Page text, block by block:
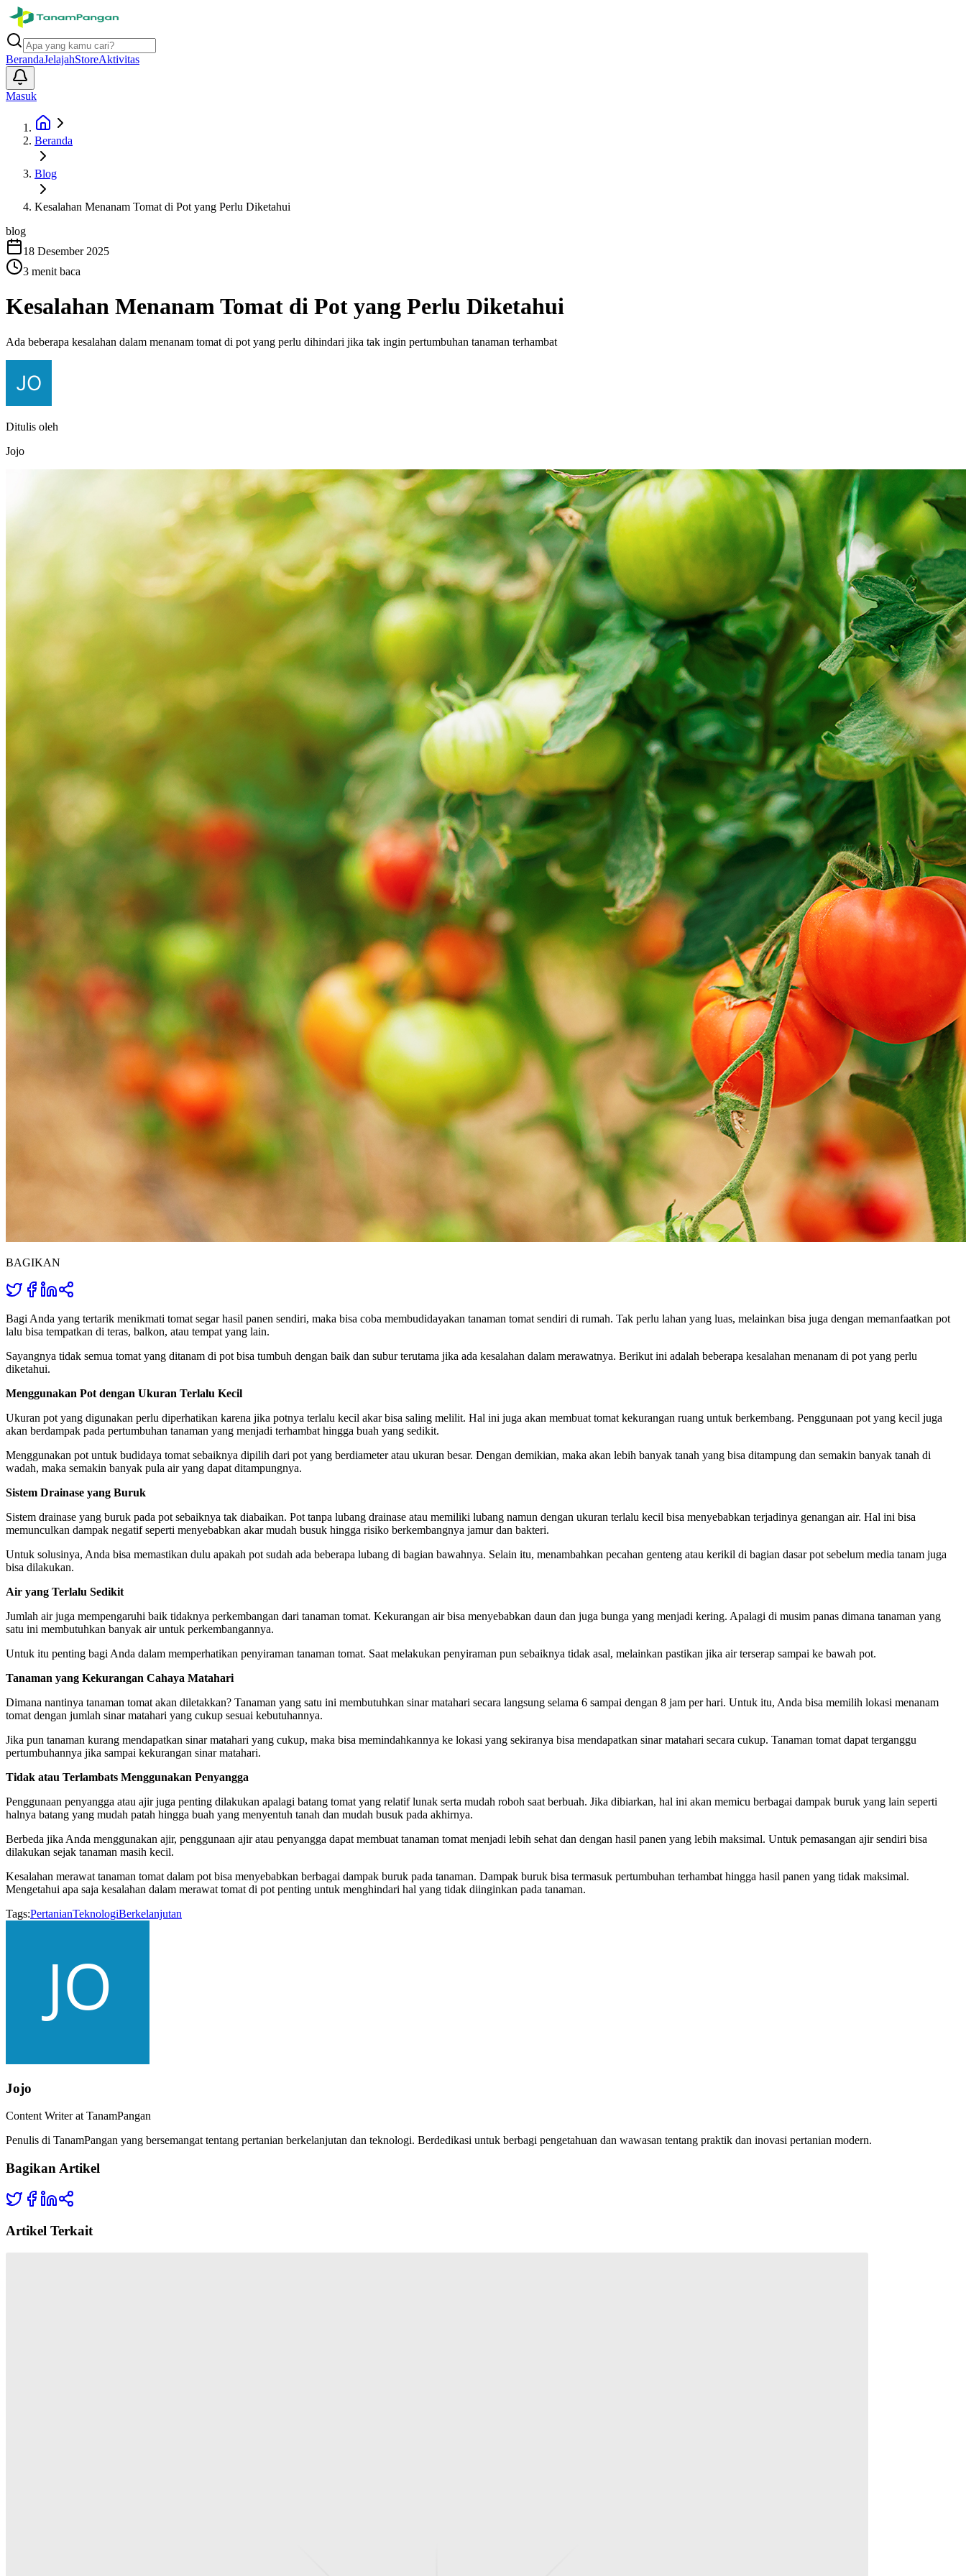
BerandaJelajahStoreAktivitas
Masuk
Beranda
Blog
Kesalahan Menanam Tomat di Pot yang Perlu Diketahui
blog
18 Desember 2025
3 menit baca
Kesalahan Menanam Tomat di Pot yang Perlu Diketahui
Ada beberapa kesalahan dalam menanam tomat di pot yang perlu dihindari jika tak ingin pertumbuhan tanaman terhambat
Ditulis oleh
Jojo
BAGIKAN
Bagi Anda yang tertarik menikmati tomat segar hasil panen sendiri, maka bisa coba membudidayakan tanaman tomat sendiri di rumah. Tak perlu lahan yang luas, melainkan bisa juga dengan memanfaatkan pot
lalu bisa tempatkan di teras, balkon, atau tempat yang lain.
Sayangnya tidak semua tomat yang ditanam di pot bisa tumbuh dengan baik dan subur terutama jika ada kesalahan dalam merawatnya. Berikut ini adalah beberapa kesalahan menanam di pot yang perlu
diketahui.
Menggunakan Pot dengan Ukuran Terlalu Kecil
Ukuran pot yang digunakan perlu diperhatikan karena jika potnya terlalu kecil akar bisa saling melilit. Hal ini juga akan membuat tomat kekurangan ruang untuk berkembang. Penggunaan pot yang kecil juga
akan berdampak pada pertumbuhan tanaman yang menjadi terhambat hingga buah yang sedikit.
Menggunakan pot untuk budidaya tomat sebaiknya dipilih dari pot yang berdiameter atau ukuran besar. Dengan demikian, maka akan lebih banyak tanah yang bisa ditampung dan semakin banyak tanah di
wadah, maka semakin banyak pula air yang dapat ditampungnya.
Sistem Drainase yang Buruk
Sistem drainase yang buruk pada pot sebaiknya tak diabaikan. Pot tanpa lubang drainase atau memiliki lubang namun dengan ukuran terlalu kecil bisa menyebabkan terjadinya genangan air. Hal ini bisa
memunculkan dampak negatif seperti menyebabkan akar mudah busuk hingga risiko berkembangnya jamur dan bakteri.
Untuk solusinya, Anda bisa memastikan dulu apakah pot sudah ada beberapa lubang di bagian bawahnya. Selain itu, menambahkan pecahan genteng atau kerikil di bagian dasar pot sebelum media tanam juga
bisa dilakukan.
Air yang Terlalu Sedikit
Jumlah air juga mempengaruhi baik tidaknya perkembangan dari tanaman tomat. Kekurangan air bisa menyebabkan daun dan juga bunga yang menjadi kering. Apalagi di musim panas dimana tanaman yang
satu ini membutuhkan banyak air untuk perkembangannya.
Untuk itu penting bagi Anda dalam memperhatikan penyiraman tanaman tomat. Saat melakukan penyiraman pun sebaiknya tidak asal, melainkan pastikan jika air terserap sampai ke bawah pot.
Tanaman yang Kekurangan Cahaya Matahari
Dimana nantinya tanaman tomat akan diletakkan? Tanaman yang satu ini membutuhkan sinar matahari secara langsung selama 6 sampai dengan 8 jam per hari. Untuk itu, Anda bisa memilih lokasi menanam
tomat dengan jumlah sinar matahari yang cukup sesuai kebutuhannya.
Jika pun tanaman kurang mendapatkan sinar matahari yang cukup, maka bisa memindahkannya ke lokasi yang sekiranya bisa mendapatkan sinar matahari secara cukup. Tanaman tomat dapat terganggu
pertumbuhannya jika sampai kekurangan sinar matahari.
Tidak atau Terlambats Menggunakan Penyangga
Penggunaan penyangga atau ajir juga penting dilakukan apalagi batang tomat yang relatif lunak serta mudah roboh saat berbuah. Jika dibiarkan, hal ini akan memicu berbagai dampak buruk yang lain seperti
halnya batang yang mudah patah hingga buah yang menyentuh tanah dan mudah busuk pada akhirnya.
Berbeda jika Anda menggunakan ajir, penggunaan ajir atau penyangga dapat membuat tanaman tomat menjadi lebih sehat dan dengan hasil panen yang lebih maksimal. Untuk pemasangan ajir sendiri bisa
dilakukan sejak tanaman masih kecil.
Kesalahan merawat tanaman tomat dalam pot bisa menyebabkan berbagai dampak buruk pada tanaman. Dampak buruk bisa termasuk pertumbuhan terhambat hingga hasil panen yang tidak maksimal.
Mengetahui apa saja kesalahan dalam merawat tomat di pot penting untuk menghindari hal yang tidak diinginkan pada tanaman.
Tags:PertanianTeknologiBerkelanjutan
Jojo
Content Writer at TanamPangan
Penulis di TanamPangan yang bersemangat tentang pertanian berkelanjutan dan teknologi. Berdedikasi untuk berbagi pengetahuan dan wawasan tentang praktik dan inovasi pertanian modern.
Bagikan Artikel
Artikel Terkait